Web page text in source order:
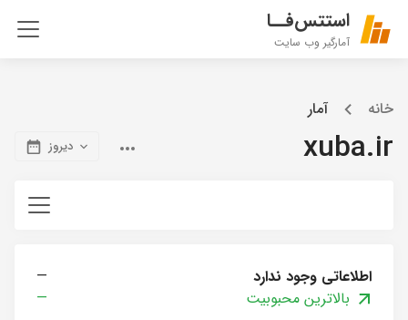
استتس‌فــا
آمارگیر وب سایت
خانه آمار
xuba.ir دیروز
اطلاعاتی وجود ندارد
—
بالاترین محبوبیت
—